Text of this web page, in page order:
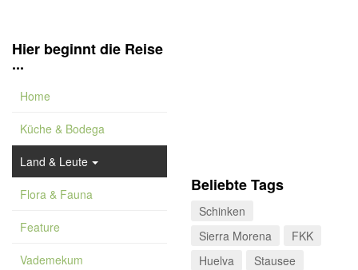
Hier beginnt die Reise
...
Home
Küche & Bodega
Land & Leute
Flora & Fauna
Feature
Vademekum
Beliebte Tags
Schinken
Sierra Morena
FKK
Huelva
Stausee